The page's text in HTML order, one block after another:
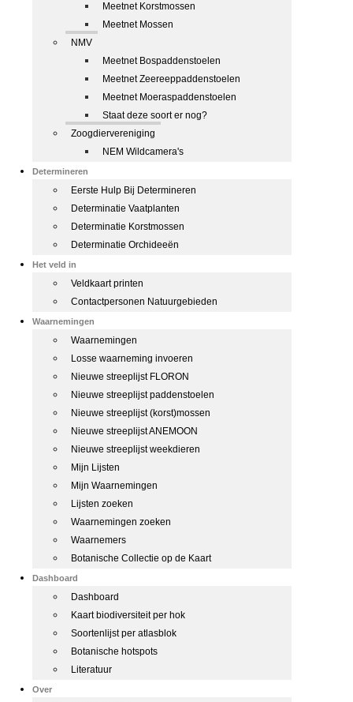
Meetnet Korstmossen
Meetnet Mossen
NMV
Meetnet Bospaddenstoelen
Meetnet Zeereeppaddenstoelen
Meetnet Moeraspaddenstoelen
Staat deze soort er nog?
Zoogdiervereniging
NEM Wildcamera's
Determineren
Eerste Hulp Bij Determineren
Determinatie Vaatplanten
Determinatie Korstmossen
Determinatie Orchideeën
Het veld in
Veldkaart printen
Contactpersonen Natuurgebieden
Waarnemingen
Waarnemingen
Losse waarneming invoeren
Nieuwe streeplijst FLORON
Nieuwe streeplijst paddenstoelen
Nieuwe streeplijst (korst)mossen
Nieuwe streeplijst ANEMOON
Nieuwe streeplijst weekdieren
Mijn Lijsten
Mijn Waarnemingen
Lijsten zoeken
Waarnemingen zoeken
Waarnemers
Botanische Collectie op de Kaart
Dashboard
Dashboard
Kaart biodiversiteit per hok
Soortenlijst per atlasblok
Botanische hotspots
Literatuur
Over